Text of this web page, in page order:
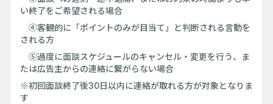
い終了をご希望される場合
④客観的に「ポイントのみが目当て」と判断される言動を
される方
⑤過度に面談スケジュールのキャンセル・変更を行う、ま
たは広告主からの連絡に繋がらない場合
※初回面談終了後30日以内に連絡が取れる方が対象となりま
す